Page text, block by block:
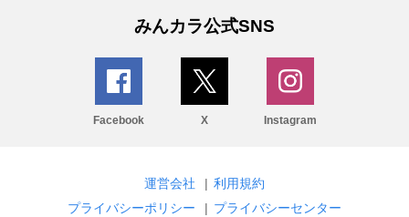
みんカラ公式SNS
Facebook X Instagram
運営会社 | 利用規約
プライバシーポリシー
| プライバシーセンター